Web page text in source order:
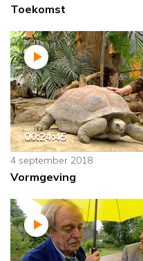
Toekomst
00:24:45
4 september 2018
Vormgeving